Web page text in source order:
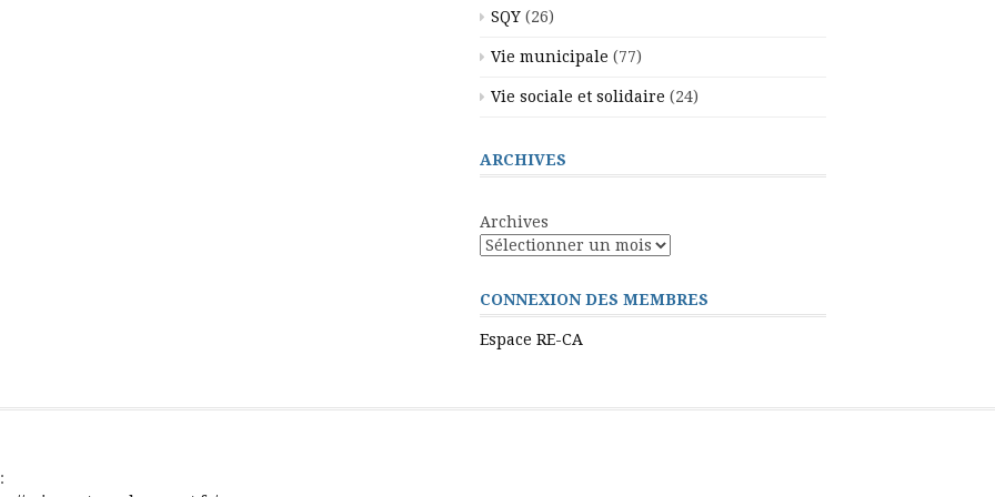
SQY (26)
Vie municipale (77)
Vie sociale et solidaire (24)
ARCHIVES
Archives
CONNEXION DES MEMBRES
Espace RE-CA